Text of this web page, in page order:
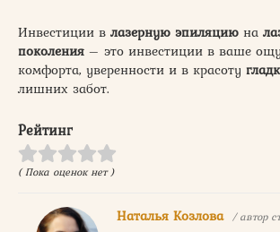
Инвестиции в лазерную эпиляцию на
поколения – это инвестиции в ваше
комфорта, уверенности и в красоту
лишних забот.
Рейтинг
( Пока оценок нет )
Наталья Козлова / автор